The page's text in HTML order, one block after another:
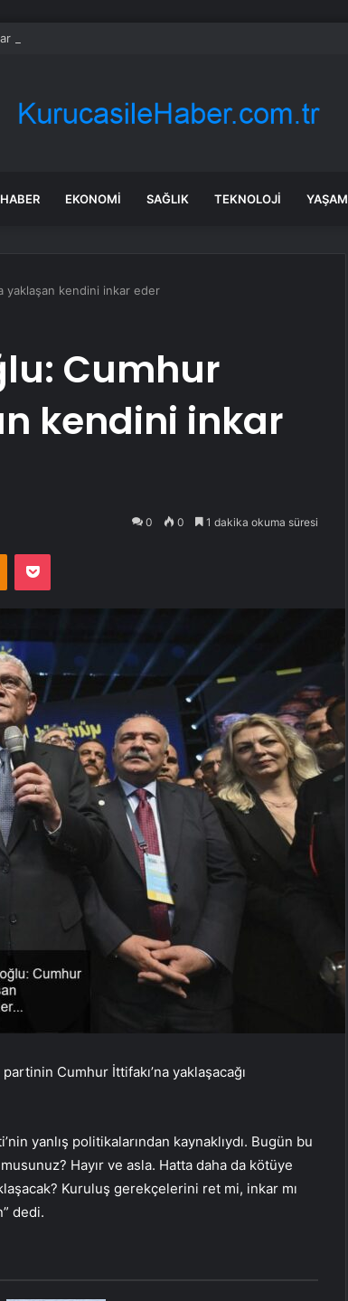
ekranlara veda etti: 20 yıllık macera sona erdi
HABER EKONOMI SAĞLIK TEKNOLOJI YAŞAM
yaklaşan kendini inkar eder
Cumhur
kendini inkar
0 0 1 dakika okuma süresi
Odnoklassniki
Pocket
Cumhur İttifakı’na yaklaşacağı
yanlış politikalarından kaynaklıydı. Bugün bu
Hayır ve asla. Hatta daha da kötüye
Kuruluş gerekçelerini ret mi, inkar mı
dedi.